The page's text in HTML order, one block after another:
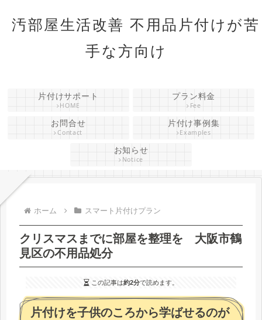
汚部屋生活改善 不用品片付けが苦
手な方向け
片付けサポート
HOME
プラン料金
Fee
お問合せ
Contact
片付け事例集
Examples
お知らせ
Notice
ホーム スマート片付けプラン
クリスマスまでに部屋を整理を 大阪市鶴
見区の不用品処分
この記事は約2分で読めます。
片付けを子供のころから学ばせるのが